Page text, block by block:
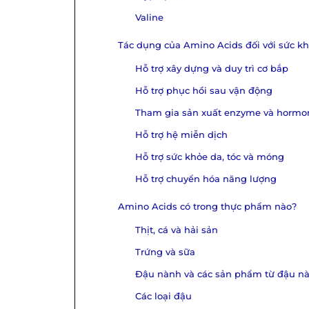
Valine
Tác dụng của Amino Acids đối với sức
Hỗ trợ xây dựng và duy trì cơ bắp
Hỗ trợ phục hồi sau vận động
Tham gia sản xuất enzyme và
Hỗ trợ hệ miễn dịch
Hỗ trợ sức khỏe da, tóc và móng
Hỗ trợ chuyển hóa năng lượng
Amino Acids có trong thực phẩm nào?
Thịt, cá và hải sản
Trứng và sữa
Đậu nành và các sản phẩm từ đậu
Các loại đậu